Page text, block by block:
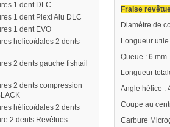
1 dent DLC
1 dent Plexi Alu DLC
1 dent EVO
helicoïdales 2 dents
2 dents gauche fishtail
2 dents compression
hélicoïdales 2 dents
2 dents Revêtues
Fraise
Diamètre de
Longueur utile
Queue : 6 mm.
Longueur
Angle hélice :
Coupe au
Carbure